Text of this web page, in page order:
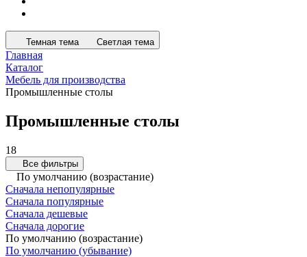
Темная тема Светлая тема
Главная
Каталог
Мебель для производства
Промышленные столы
Промышленные столы
18
Все фильтры
По умолчанию (возрастание)
Сначала непопулярные
Сначала популярные
Сначала дешевые
Сначала дорогие
По умолчанию (возрастание)
По умолчанию (убывание)